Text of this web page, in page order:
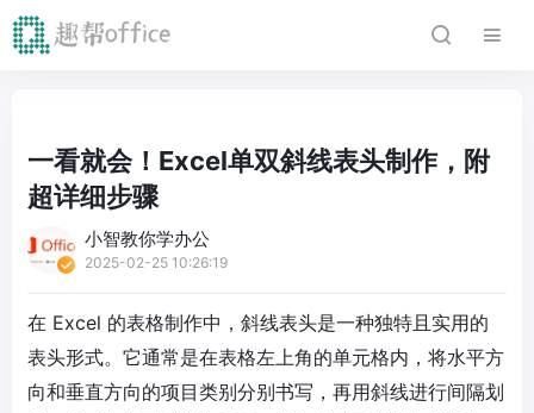
一看就会！Excel单双斜线表头制作，附
超详细步骤
小智教你学办公
2025-02-25 10:26:19
在 Excel 的表格制作中，斜线表头是一种独特且实用的
表头形式。它通常是在表格左上角的单元格内，将水平方
向和垂直方向的项目类别分别书写，再用斜线进行间隔划